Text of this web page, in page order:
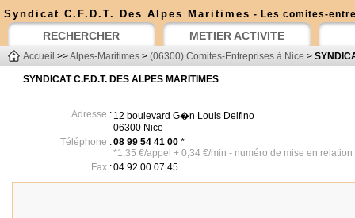
Syndicat C.F.D.T. Des Alpes Maritimes - Les comites-
RECHERCHER METIER ACTIVITE
Accueil >>Alpes-Maritimes > (06300) Comites-Entreprises à Nice >
SYNDICAT C.F.D.T. DES ALPES MARITIMES
Adresse : 12 boulevard G�n Louis Delfino
06300 Nice
Téléphone :08 99 54 41 00 *
*1,35 €/appel + 0,34 €/min - numéro de mise en
Fax :04 92 00 07 45